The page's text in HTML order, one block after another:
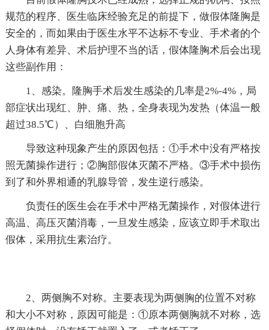
规范的程序、医生临床经验充足的前提下，做假体隆胸是
安全的，而如果由于医生水平不达标不专业、手术者的个
人身体有差异、术后护理不当的话，假体隆胸术后会出现
这些副作用：
1、感染。隆胸手术后发生感染的几率是2%-4%，局
部症状出现红、肿、痛、热，全身表现为发热（体温一般
超过38.5℃）、白细胞升高
导致这种现象产生的原因包括：①手术中没有严格按
照无菌操作进行；②胸部假体灭菌不严格。③手术中损伤
到了和外界相通的乳腺导管，发生逆行感染。
负责任的医生会在手术中严格无菌操作，对假体进行
高温、高压灭菌消毒，一旦发生感染，应该立即手术取出
假体，采用抗生素治疗。
2、两侧胸不对称。主要表现为两侧胸的位置不对称
和大小不对称，原因可能是：①原本两侧胸就不对称，选